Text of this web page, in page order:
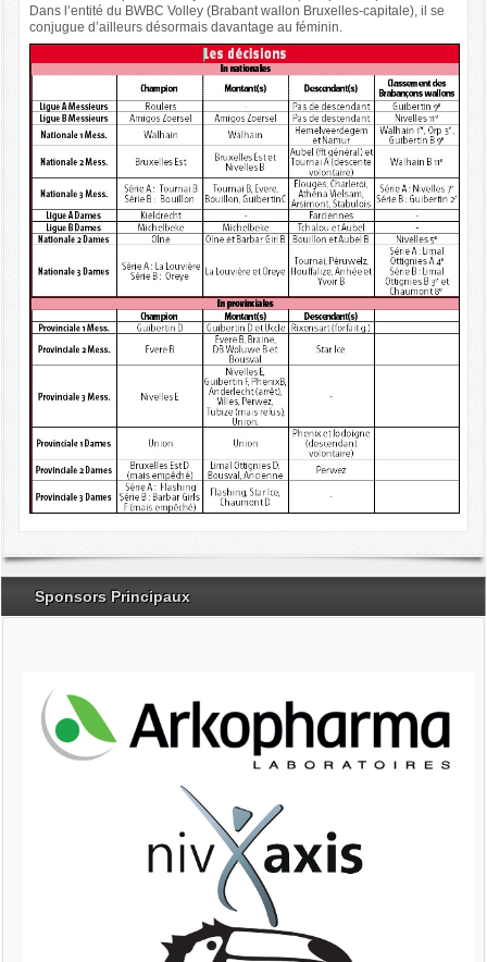
Dans l’entité du BWBC Volley (Brabant wallon Bruxelles-capitale), il se
conjugue d’ailleurs désormais davantage au féminin.
Sponsors Principaux